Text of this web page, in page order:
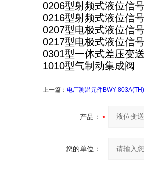
0206型射频式液位信
0216型射频式液位信
0207型电极式液位信
0217型电极式液位信
0301型一体式差压变
1010型气制动集成阀
上一篇： 电厂测温元件BWY-
产品：
您的单位：